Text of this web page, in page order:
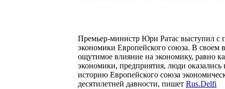
Премьер-министр Юри Ратас выступил с
экономики Европейского союза. В своем
ощутимое влияние на экономику, равно
экономики, предприятия, люди
историю Европейского союза
десятилетней давности, пишет Rus.Delfi